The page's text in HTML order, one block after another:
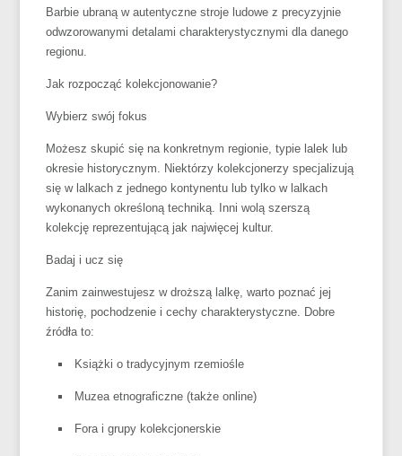
Barbie ubraną w autentyczne stroje ludowe z precyzyjnie
odwzorowanymi detalami charakterystycznymi dla danego
regionu.
Jak rozpocząć kolekcjonowanie?
Wybierz swój fokus
Możesz skupić się na konkretnym regionie, typie lalek lub
okresie historycznym. Niektórzy kolekcjonerzy specjalizują
się w lalkach z jednego kontynentu lub tylko w lalkach
wykonanych określoną techniką. Inni wolą szerszą
kolekcję reprezentującą jak najwięcej kultur.
Badaj i ucz się
Zanim zainwestujesz w droższą lalkę, warto poznać jej
historię, pochodzenie i cechy charakterystyczne. Dobre
źródła to:
Książki o tradycyjnym rzemiośle
Muzea etnograficzne (także online)
Fora i grupy kolekcjonerskie